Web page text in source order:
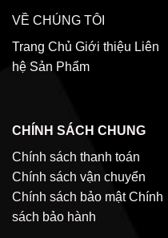
VỀ CHÚNG TÔI
Trang Chủ Giới thiệu Liên
hệ Sản Phẩm
CHÍNH SÁCH CHUNG
Chính sách thanh toán
Chính sách vận chuyển
Chính sách bảo mật Chính
sách bảo hành